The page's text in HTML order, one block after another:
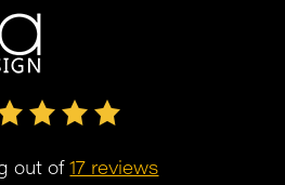
out of17 reviews